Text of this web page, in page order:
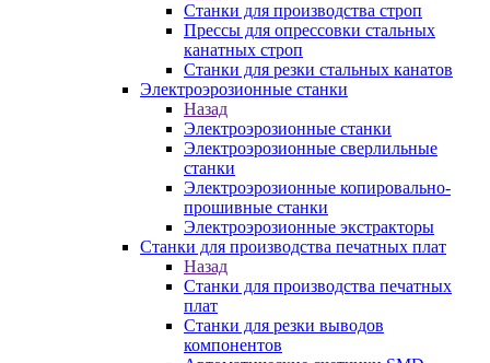
Станки для производства строп
Прессы для опрессовки стальных
канатных строп
Станки для резки стальных канатов
Электроэрозионные станки
Назад
Электроэрозионные станки
Электроэрозионные сверлильные
станки
Электроэрозионные копировально-
прошивные станки
Электроэрозионные экстракторы
Станки для производства печатных плат
Назад
Станки для производства печатных
плат
Станки для резки выводов
компонентов